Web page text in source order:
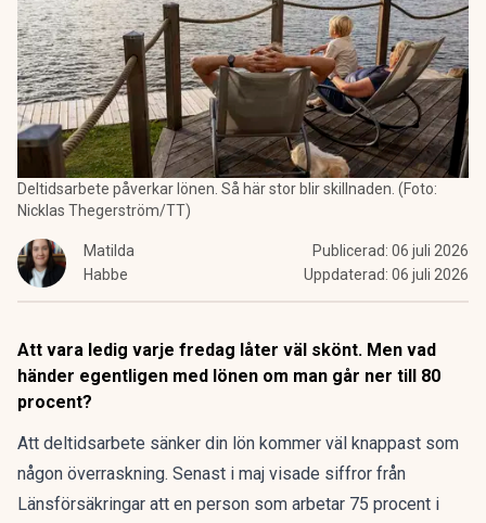
Deltidsarbete påverkar lönen. Så här stor blir skillnaden. (Foto:
Nicklas Thegerström/TT)
Matilda
Habbe
Publicerad: 06 juli 2026
Uppdaterad: 06 juli 2026
Att vara ledig varje fredag låter väl skönt. Men vad
händer egentligen med lönen om man går ner till 80
procent?
Att deltidsarbete sänker din lön kommer väl knappast som
någon överraskning. Senast i maj visade siffror från
Länsförsäkringar att en person som arbetar 75 procent i